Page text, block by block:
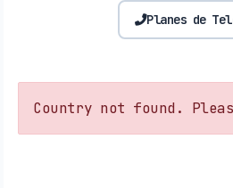
Planes de
Country not found.